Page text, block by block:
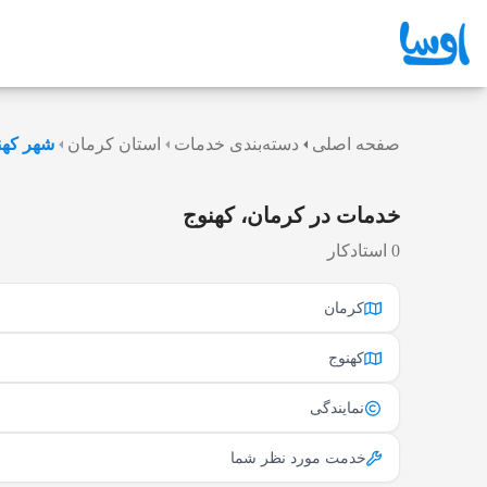
صفحه اصلی دسته‌بندی خدمات استان کرمان شهر
خدمات در کرمان، کهنوج
0 استادکار
کرمان
کهنوج
نمایندگی
خدمت مورد نظر شما